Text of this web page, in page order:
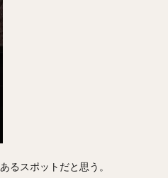
るスポットだと思う。